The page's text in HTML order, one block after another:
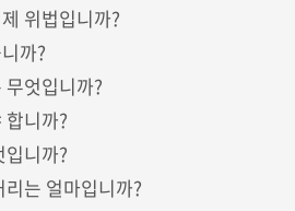
위법입니까?
까?
엇입니까?
니까?
니까?
는 얼마입니까?